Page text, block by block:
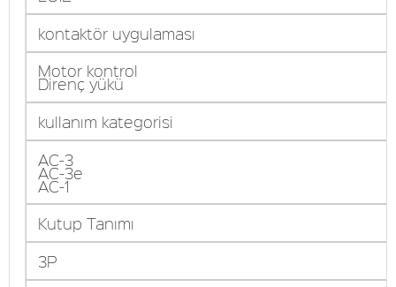
kontaktör uygulaması
Motor kontrol
Direnç yükü
kullanım kategorisi
AC-3
AC-3e
AC-1
Kutup Tanımı
3P